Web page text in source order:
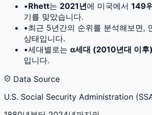
•Rhett는 2021 년에 미국에서 149
기를 맞았습니다.
•최근 5년간의 순위를 분석해보면,
상태입니다.
•세대별로는 α세대 (2010년대 이후)
입니다.
Data Source
U.S. Social Security Administration